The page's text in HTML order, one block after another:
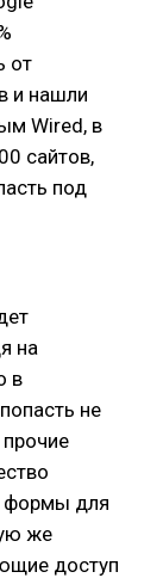
от
и нашли
Wired, в
сайтов,
под
на
в
не
формы для
же
доступ